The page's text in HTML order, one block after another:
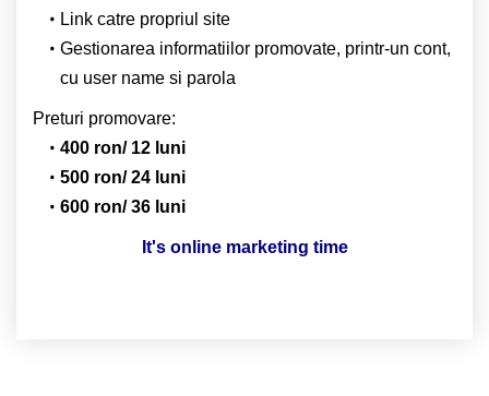
Link catre propriul site
Gestionarea informatiilor promovate, printr-un cont,
cu user name si parola
Preturi promovare:
400 ron/ 12 luni
500 ron/ 24 luni
600 ron/ 36 luni
It's online marketing time